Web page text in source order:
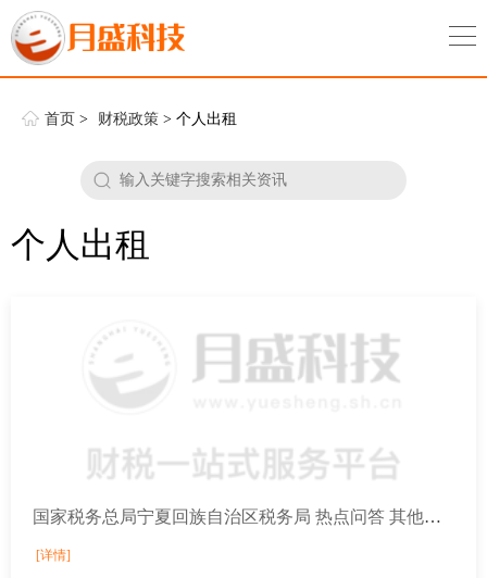
首页 > 财税政策 > 个人出租
个人出租
国家税务总局宁夏回族自治区税务局 热点问答 其他个人出租不动产是否可以享受小规模纳税人免征增值税优惠？
[详情]